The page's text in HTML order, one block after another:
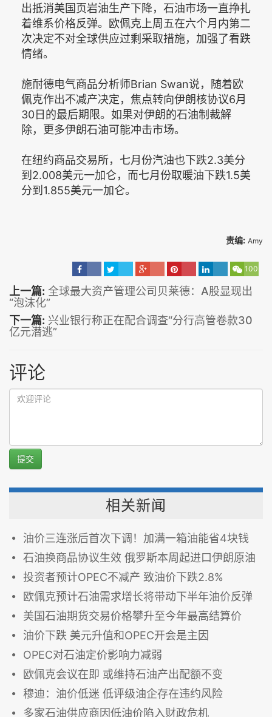
出抵消美国页岩油生产下降，石油市场一直挣扎
着维系价格反弹。欧佩克上周五在六个月内第二
次决定不对全球供应过剩采取措施，加强了看跌
情绪。
施耐德电气商品分析师Brian Swan说，随着欧
佩克作出不减产决定，焦点转向伊朗核协议6月
30日的最后期限。如果对伊朗的石油制裁解
除，更多伊朗石油可能冲击市场。
在纽约商品交易所，七月份汽油也下跌2.3美分
到2.008美元一加仑，而七月份取暖油下跌1.5美
分到1.855美元一加仑。
责编: Amy
100
上一篇: 全球最大资产管理公司贝莱德：A股显现出
“泡沫化”
下一篇: 兴业银行称正在配合调查“分行高管卷款30
亿元潜逃”
评论
提交
相关新闻
油价三连涨后首次下调！加满一箱油能省4块钱
石油换商品协议生效 俄罗斯本周起进口伊朗原油
投资者预计OPEC不减产 致油价下跌2.8%
欧佩克预计石油需求增长将带动下半年油价反弹
美国石油期货交易价格攀升至今年最高结算价
油价下跌 美元升值和OPEC开会是主因
OPEC对石油定价影响力减弱
欧佩克会议在即 或维持石油产出配额不变
穆迪：油价低迷 低评级油企存在违约风险
多家石油供应商因低油价陷入财政危机